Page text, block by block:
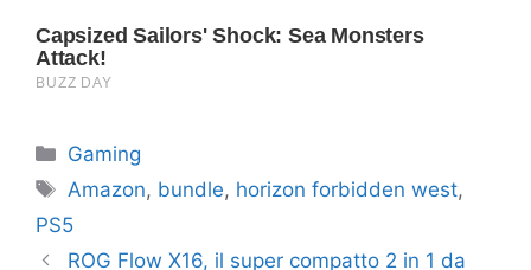
Categorie
Gaming
Tag
Amazon, bundle, horizon forbidden west,
PS5
ROG Flow X16, il super compatto 2 in 1 da